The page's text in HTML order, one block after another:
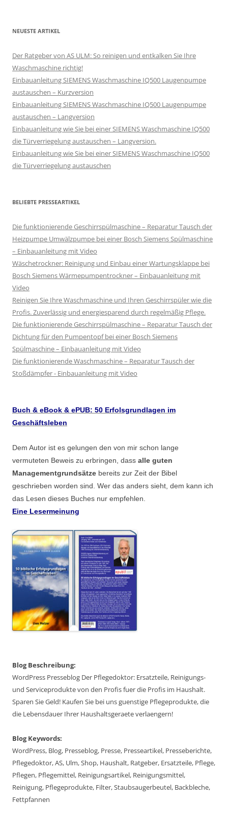
NEUESTE ARTIKEL
Der Ratgeber von AS ULM: So reinigen und entkalken Sie Ihre
Waschmaschine richtig!
Einbauanleitung SIEMENS Waschmaschine IQ500 Laugenpumpe
austauschen – Kurzversion
Einbauanleitung SIEMENS Waschmaschine IQ500 Laugenpumpe
austauschen – Langversion
Einbauanleitung wie Sie bei einer SIEMENS Waschmaschine IQ500
die Türverriegelung austauschen – Langversion.
Einbauanleitung wie Sie bei einer SIEMENS Waschmaschine IQ500
die Türverriegelung austauschen
BELIEBTE PRESSEARTIKEL
Die funktionierende Geschirrspülmaschine – Reparatur Tausch der
Heizpumpe Umwälzpumpe bei einer Bosch Siemens Spülmaschine
– Einbauanleitung mit Video
Wäschetrockner: Reinigung und Einbau einer Wartungsklappe bei
Bosch Siemens Wärmepumpentrockner – Einbauanleitung mit
Video
Reinigen Sie Ihre Waschmaschine und Ihren Geschirrspüler wie die
Profis. Zuverlässig und energiesparend durch regelmäßig Pflege.
Die funktionierende Geschirrspülmaschine – Reparatur Tausch der
Dichtung für den Pumpentopf bei einer Bosch Siemens
Spülmaschine – Einbauanleitung mit Video
Die funktionierende Waschmaschine – Reparatur Tausch der
Stoßdämpfer - Einbauanleitung mit Video
Buch & eBook & ePUB: 50 Erfolsgrundlagen im
Geschäftsleben
Dem Autor ist es gelungen den von mir schon lange
vermuteten Beweis zu erbringen, dass alle guten
Managementgrundsätze bereits zur Zeit der Bibel
geschrieben worden sind. Wer das anders sieht, dem kann ich
das Lesen dieses Buches nur empfehlen.
Eine Lesermeinung
Blog Beschreibung:
WordPress Presseblog Der Pflegedoktor: Ersatzteile, Reinigungs-
und Serviceprodukte von den Profis fuer die Profis im Haushalt.
Sparen Sie Geld! Kaufen Sie bei uns guenstige Pflegeprodukte, die
die Lebensdauer Ihrer Haushaltsgeraete verlaengern!
Blog Keywords:
WordPress, Blog, Presseblog, Presse, Presseartikel, Presseberichte,
Pflegedoktor, AS, Ulm, Shop, Haushalt, Ratgeber, Ersatzteile, Pflege,
Pflegen, Pflegemittel, Reinigungsartikel, Reinigungsmittel,
Reinigung, Pflegeprodukte, Filter, Staubsaugerbeutel, Backbleche,
Fettpfannen